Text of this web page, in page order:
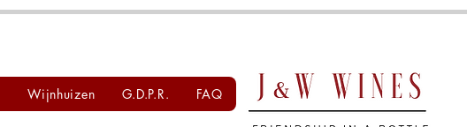
Wijnhuizen G.D.P.R. FAQ